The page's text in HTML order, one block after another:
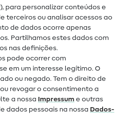
para personalizar conteúdos e
terceiros ou analisar acessos ao
de dados ocorre apenas
Partilhamos estes dados com
nas definições.
pode ocorrer com
em um interesse legítimo. O
ou negado. Tem o direito de
revogar o consentimento a
a nossa Impressum e outras
dados pessoais na nossa Dados­